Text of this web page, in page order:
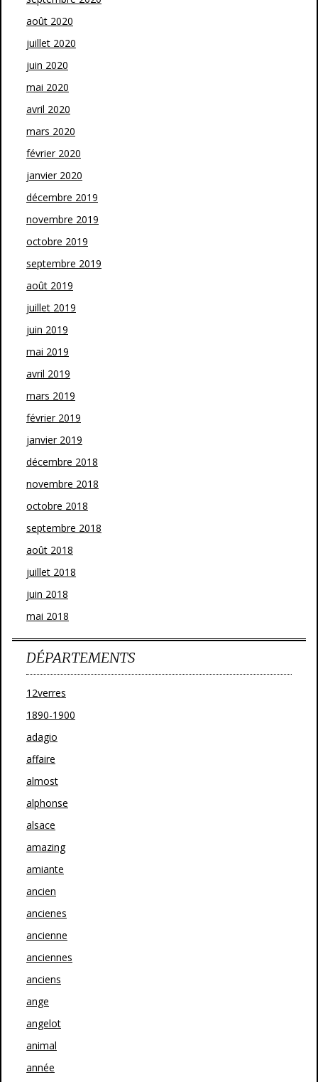
août 2020
juillet 2020
juin 2020
mai 2020
avril 2020
mars 2020
février 2020
janvier 2020
décembre 2019
novembre 2019
octobre 2019
septembre 2019
août 2019
juillet 2019
juin 2019
mai 2019
avril 2019
mars 2019
février 2019
janvier 2019
décembre 2018
novembre 2018
octobre 2018
septembre 2018
août 2018
juillet 2018
juin 2018
mai 2018
DÉPARTEMENTS
12verres
1890-1900
adagio
affaire
almost
alphonse
alsace
amazing
amiante
ancien
ancienes
ancienne
anciennes
anciens
ange
angelot
animal
année